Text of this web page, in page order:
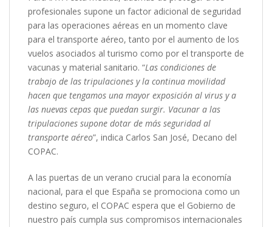
profesionales supone un factor adicional de seguridad
para las operaciones aéreas en un momento clave
para el transporte aéreo, tanto por el aumento de los
vuelos asociados al turismo como por el transporte de
vacunas y material sanitario. “Las condiciones de
trabajo de las tripulaciones y la continua movilidad
hacen que tengamos una mayor exposición al virus y a
las nuevas cepas que puedan surgir. Vacunar a las
tripulaciones supone dotar de más seguridad al
transporte aéreo”, indica Carlos San José, Decano del
COPAC.
A las puertas de un verano crucial para la economía
nacional, para el que España se promociona como un
destino seguro, el COPAC espera que el Gobierno de
nuestro país cumpla sus compromisos internacionales